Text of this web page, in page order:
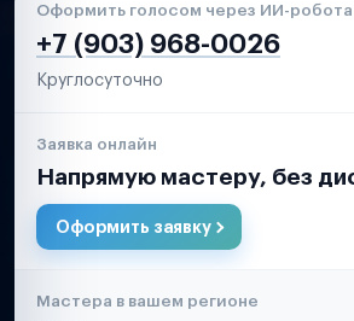
Оформить голосом через ИИ-робота
+7 (903) 968-0026
Круглосуточно
Заявка онлайн
Напрямую мастеру, без
Оформить заявку
Мастера в вашем регионе